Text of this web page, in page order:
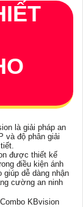
là giải pháp an
và độ phân giải
được thiết kế
điều kiện ánh
dễ dàng nhận
cường an ninh
KBvision